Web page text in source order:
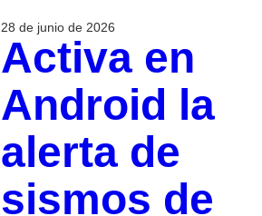
28 de junio de 2026
Activa en
Android la
alerta de
sismos de